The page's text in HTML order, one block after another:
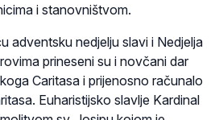
i stanovništvom.
adventsku nedjelju slavi i Nedjelja
prineseni su i novčani dar
Caritasa i prijenosno računalo
Euharistijsko slavlje Kardinal